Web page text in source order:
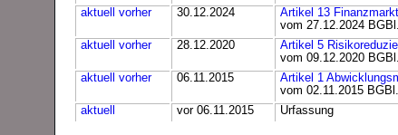
aktuell
vorher 30.12.2024
Artikel 13
vom 27.12.2024
aktuell
vorher 28.12.2020
Artikel 5
vom 09.12.2020
aktuell
vorher 06.11.2015
Artikel 1
vom 02.11.2015
aktuell
vor 06.11.2015 Urfassung